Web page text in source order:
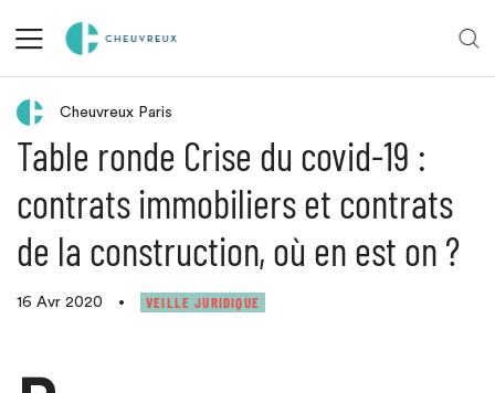
Retour aux actualités
Cheuvreux Paris
Table ronde Crise du covid-19 :
contrats immobiliers et contrats
de la construction, où en est on ?
16 Avr 2020 • VEILLE JURIDIQUE